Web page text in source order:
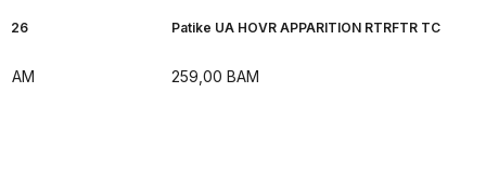
26
BAM
Patike UA HOVR APPARITION RTRFTR TC
259,00 BAM